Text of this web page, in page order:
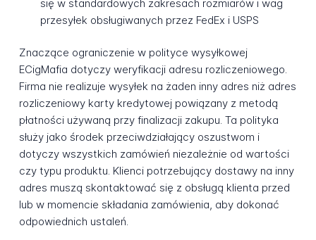
się w standardowych zakresach rozmiarów i wag
przesyłek obsługiwanych przez FedEx i USPS
Znaczące ograniczenie w polityce wysyłkowej
ECigMafia dotyczy weryfikacji adresu rozliczeniowego.
Firma nie realizuje wysyłek na żaden inny adres niż adres
rozliczeniowy karty kredytowej powiązany z metodą
płatności używaną przy finalizacji zakupu. Ta polityka
służy jako środek przeciwdziałający oszustwom i
dotyczy wszystkich zamówień niezależnie od wartości
czy typu produktu. Klienci potrzebujący dostawy na inny
adres muszą skontaktować się z obsługą klienta przed
lub w momencie składania zamówienia, aby dokonać
odpowiednich ustaleń.